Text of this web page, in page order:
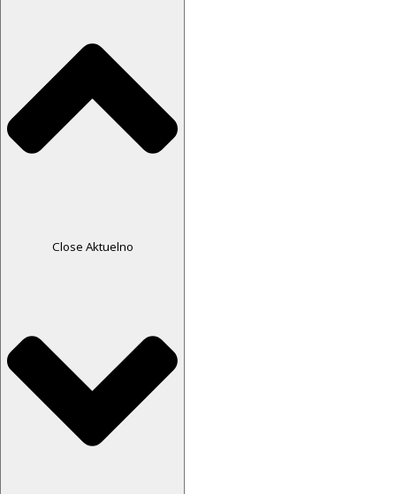
Close Aktuelno